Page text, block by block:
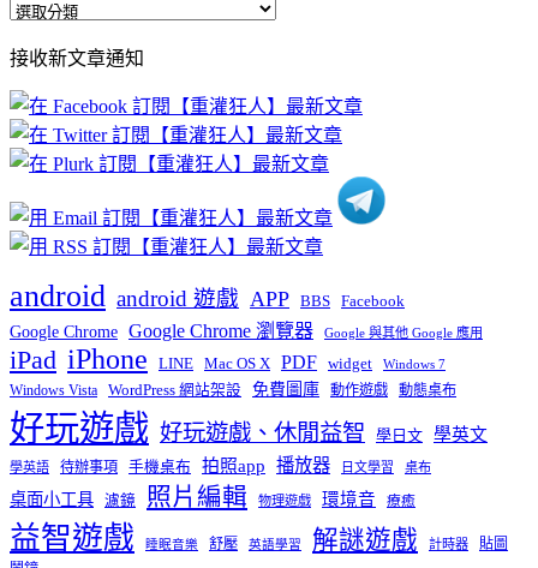
全
文
章
分
類
接收新文章通知
android android 遊戲 APP BBS Facebook
Google Chrome Google Chrome 瀏覽器 Google 與其他 Google 應用
iPad iPhone LINE Mac OS X PDF widget Windows 7
Windows Vista WordPress 網站架設 免費圖庫 動作遊戲 動態桌布
好玩遊戲 好玩遊戲、休閒益智 學日文 學英文
學英語 待辦事項 手機桌布 拍照app 播放器 日文學習 桌布
桌面小工具 濾鏡 照片編輯 物理遊戲 環境音 療癒
益智遊戲 睡眠音樂 舒壓 英語學習 解謎遊戲 計時器
貼圖